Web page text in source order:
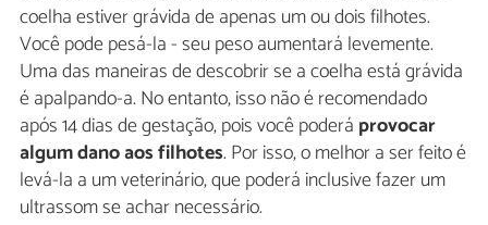
coelha estiver grávida de apenas um ou dois filhotes.
Você pode pesá-la - seu peso aumentará levemente.
Uma das maneiras de descobrir se a coelha está grávida
é apalpando-a. No entanto, isso não é recomendado
após 14 dias de gestação, pois você poderá provocar
algum dano aos filhotes. Por isso, o melhor a ser feito é
levá-la a um veterinário, que poderá inclusive fazer um
ultrassom se achar necessário.